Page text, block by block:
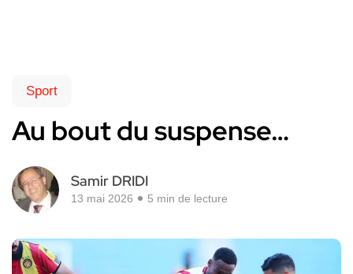
Sport
Au bout du suspense…
Samir DRIDI
13 mai 2026 5 min de lecture